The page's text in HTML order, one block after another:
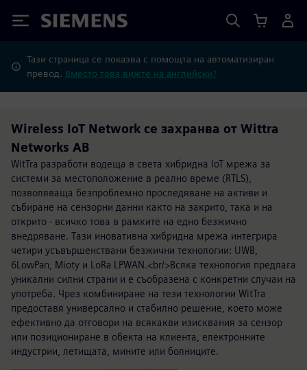
Siemens
Тази страница се показва с помощта на автоматизиран
превод. Вместо това вижте на английски?
Wireless IoT Network се захранва от Wittra
Networks AB
WitTra разработи водеща в света хибридна IoT мрежа за
системи за местоположение в реално време (RTLS),
позволяваща безпроблемно проследяване на активи и
събиране на сензорни данни както на закрито, така и на
открито - всичко това в рамките на едно безжично
внедряване. Тази иновативна хибридна мрежа интегрира
четири усъвършенствани безжични технологии: UWB,
6LowPan, Mioty и LoRa LPWAN.<br/>Всяка технология предлага
уникални силни страни и е съобразена с конкретни случаи на
употреба. Чрез комбиниране на тези технологии WitTra
предоставя универсално и стабилно решение, което може
ефективно да отговори на всякакви изисквания за сензор
или позициониране в обекта на клиента, електронните
индустрии, летищата, мините или болниците.